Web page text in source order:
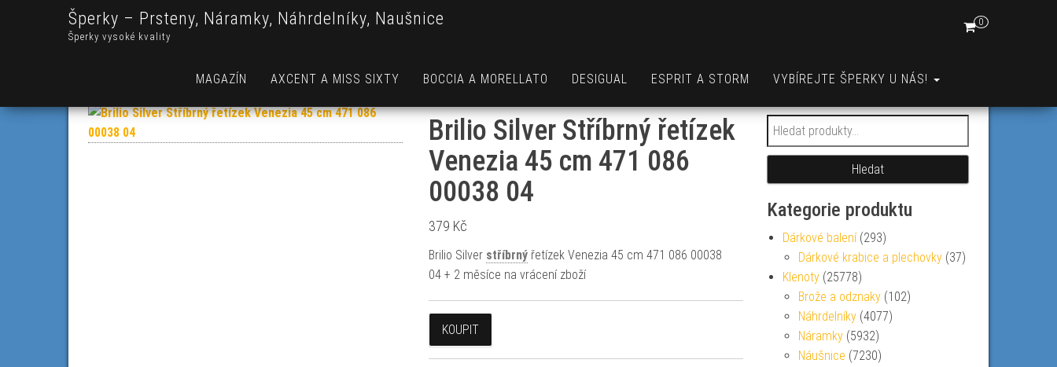
Šperky – Prsteny, Náramky, Náhrdelníky, Naušnice
Šperky vysoké kvality
0
MAGAZÍN AXCENT A MISS SIXTY BOCCIA A MORELLATO DESIGUAL ESPRIT A STORM VYBÍREJTE ŠPERKY U NÁS!
Brilio Silver Stříbrný řetízek
Venezia 45 cm 471 086
00038 04
379 Kč
Brilio Silver stříbrnýřetízek Venezia 45 cm 471 086 00038
04 + 2 měsíce na vrácení zboží
KOUPIT
Hledat:
Hledat
Kategorie produktu
Dárkové balení (293)
Dárkové krabice a plechovky (37)
Klenoty (25778)
Brože a odznaky (102)
Náhrdelníky (4077)
Náramky (5932)
Náušnice (7230)